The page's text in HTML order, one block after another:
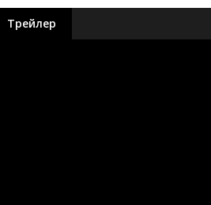
Трейлер